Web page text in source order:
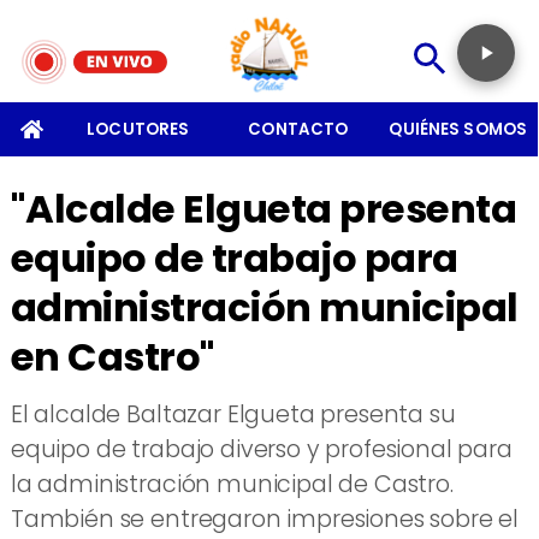
LOCUTORES CONTACTO QUIÉNES SOMOS
"Alcalde Elgueta presenta
equipo de trabajo para
administración municipal
en Castro"
El alcalde Baltazar Elgueta presenta su
equipo de trabajo diverso y profesional para
la administración municipal de Castro.
También se entregaron impresiones sobre el